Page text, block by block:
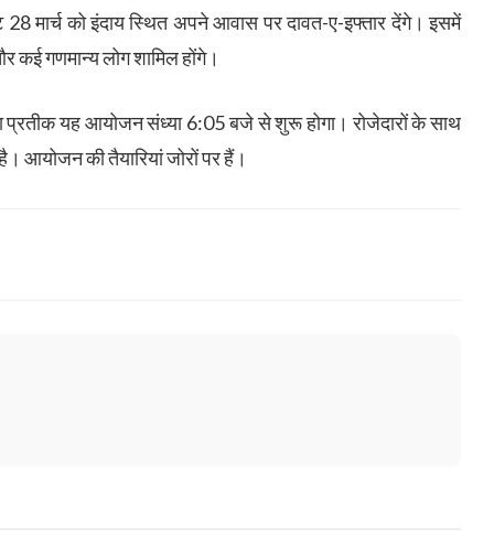
मार्च को इंदाय स्थित अपने आवास पर दावत-ए-इफ्तार देंगे। इसमें
कई गणमान्य लोग शामिल होंगे।
प्रतीक यह आयोजन संध्या 6:05 बजे से शुरू होगा। रोजेदारों के साथ
आयोजन की तैयारियां जोरों पर हैं।